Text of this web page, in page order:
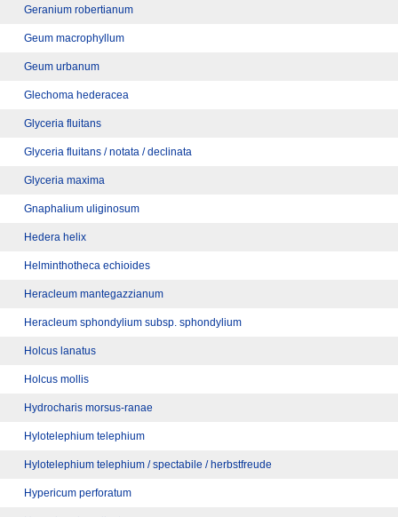
Geranium robertianum
Geum macrophyllum
Geum urbanum
Glechoma hederacea
Glyceria fluitans
Glyceria fluitans / notata / declinata
Glyceria maxima
Gnaphalium uliginosum
Hedera helix
Helminthotheca echioides
Heracleum mantegazzianum
Heracleum sphondylium subsp. sphondylium
Holcus lanatus
Holcus mollis
Hydrocharis morsus-ranae
Hylotelephium telephium
Hylotelephium telephium / spectabile / herbstfreude
Hypericum perforatum